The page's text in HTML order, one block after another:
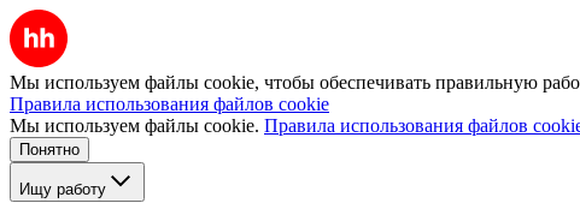
Мы используем файлы cookie, чтобы обеспечивать правильную
Правила использования файлов cookie
Мы используем файлы cookie. Правила использования файлов
Понятно
Ищу работу